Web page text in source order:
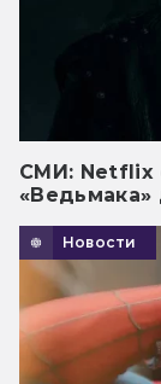
СМИ: Netflix
«Ведьмака»
Новости